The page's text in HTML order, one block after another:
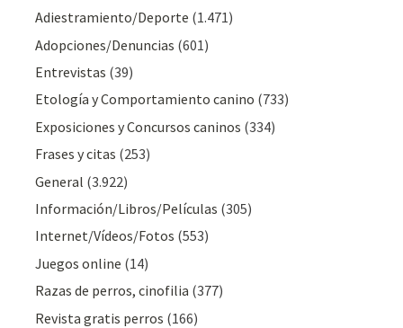
Adiestramiento/Deporte (1.471)
Adopciones/Denuncias (601)
Entrevistas (39)
Etología y Comportamiento canino (733)
Exposiciones y Concursos caninos (334)
Frases y citas (253)
General (3.922)
Información/Libros/Películas (305)
Internet/Vídeos/Fotos (553)
Juegos online (14)
Razas de perros, cinofilia (377)
Revista gratis perros (166)